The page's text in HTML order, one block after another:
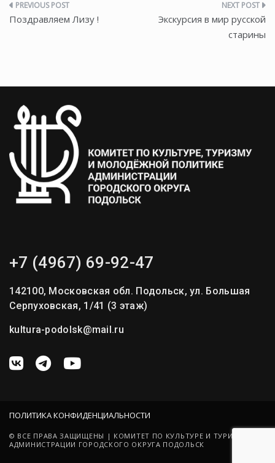
Навигация
Поздравляем Лизу !
Экскурсия в мир русской
старины
+7 (4967) 69-92-47
142100, Московская обл. Подольск, ул. Большая
Серпуховская, 1/41 (3 этаж)
kultura-podolsk@mail.ru
© ВСЕ ПРАВА ЗАЩИЩЕНЫ | КОМИТЕТ ПО КУЛЬТУРЕ И ТУРИЗМУ
АДМИНИСТРАЦИИ ГОРОДСКОГО ОКРУГА ПОДОЛЬСК
ПОЛИТИКА КОНФИДЕНЦИАЛЬНОСТИ